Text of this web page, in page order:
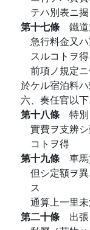
テハ別表ニ
第十七條 鐵
急行料金又
スルコトヲ得
前項ノ規定
於ケル宿泊料
六、奏任官以
第十八條 特
實費ヲ支辨
コトヲ得
第十九條 車
但シ定額ヲ
ス
通算上一里
第二十條 出